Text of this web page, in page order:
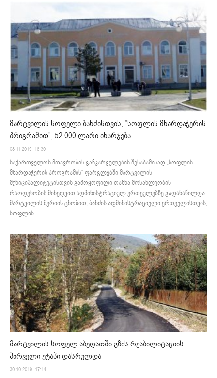
მარტვილის სოფელი ბანძისთვის, “სოფლის მხარდაჭერის
პრიგრამით”, 52 000 ლარი იხარჯება
08.11.2019. 16:30
საქართველოს მთავრობის განკარგულების შესაბამისად „სოფლის
მხარდაჭერის პროგრამის“ ფარგლებში მარტვილის
მუნიციპალიტეტისთვის გამოყოფილი თანხა მოსახლეობის
რაოდენობის მიხედვით ადმინისტრაციულ ერთეულებზე გადანაწილდა.
მარტვილის მერიის ცნობით, ბანძის ადმინისტრაციული ერთეულისთვის,
სოფლის...
მარტვილის სოფელ აბედათში გზის რეაბილიტაციის
პირველი ეტაპი დასრულდა
30.10.2019. 17:14